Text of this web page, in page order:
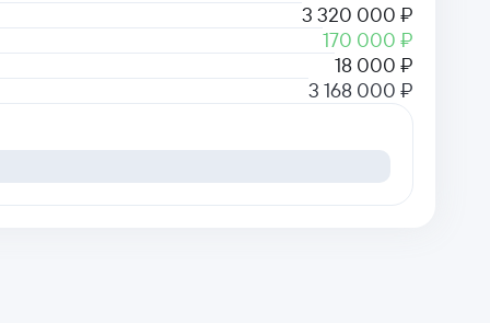
3 320 000 ₽
170 000 ₽
18 000 ₽
3 168 000 ₽